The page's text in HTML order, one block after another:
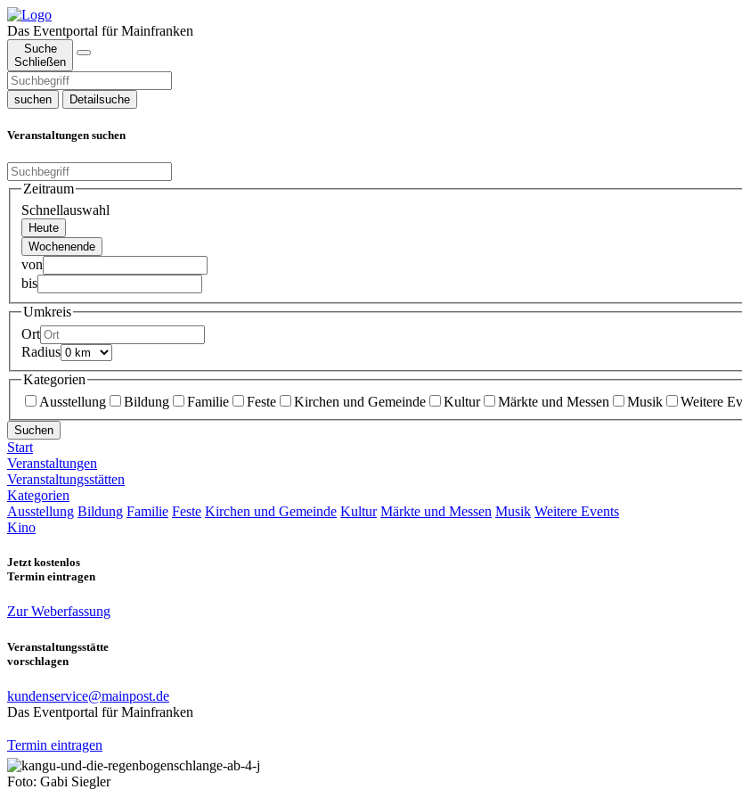
Das Eventportal für Mainfranken
Suche
Schließen
suchen Detailsuche
Veranstaltungen suchen
Zeitraum
Schnellauswahl
Heute
Wochenende
von
bis
Umkreis
Ort
Radius
Kategorien
Ausstellung
Bildung Familie Feste Kirchen und Gemeinde Kultur Märkte und Messen Musik Weitere
Suchen
Start
Veranstaltungen
Veranstaltungsstätten
Kategorien
Ausstellung Bildung Familie Feste Kirchen und Gemeinde Kultur Märkte und Messen Musik Weitere Events
Kino
Jetzt kostenlos
Termin eintragen
Zur Weberfassung
Veranstaltungsstätte
vorschlagen
kundenservice@mainpost.de
Das Eventportal für Mainfranken
Termin eintragen
Foto: Gabi Siegler